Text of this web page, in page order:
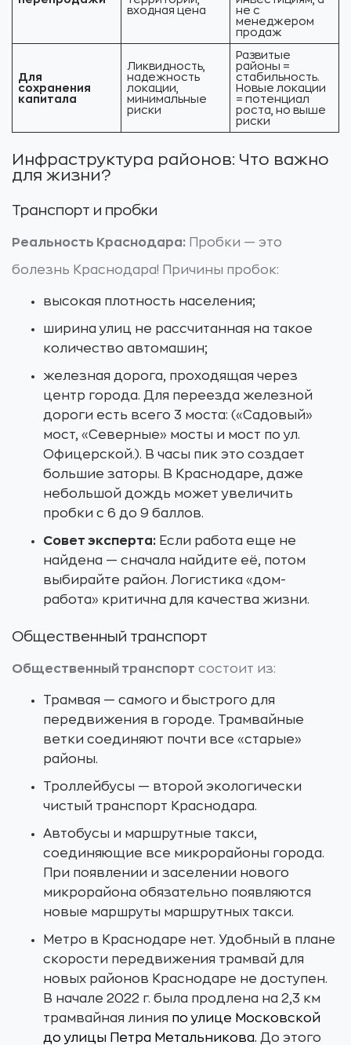
входная цена
не с
менеджером
продаж
Для
сохранения
капитала
Ликвидность,
надежность
локации,
минимальные
риски
Развитые
районы =
стабильность.
Новые локации
= потенциал
роста, но выше
риски
Инфраструктура районов: Что важно
для жизни?
Транспорт и пробки
Реальность Краснодара: Пробки — это
болезнь Краснодара! Причины пробок:
высокая плотность населения;
ширина улиц не рассчитанная на такое
количество автомашин;
железная дорога, проходящая через
центр города. Для переезда железной
дороги есть всего 3 моста: («Садовый»
мост, «Северные» мосты и мост по ул.
Офицерской.). В часы пик это создает
большие заторы. В Краснодаре, даже
небольшой дождь может увеличить
пробки с 6 до 9 баллов.
Совет эксперта: Если работа еще не
найдена — сначала найдите её, потом
выбирайте район. Логистика «дом-
работа» критична для качества жизни.
Общественный транспорт
Общественный транспорт состоит из:
Трамвая — самого и быстрого для
передвижения в городе. Трамвайные
ветки соединяют почти все «старые»
районы.
Троллейбусы — второй экологически
чистый транспорт Краснодара.
Автобусы и маршрутные такси,
соединяющие все микрорайоны города.
При появлении и заселении нового
микрорайона обязательно появляются
новые маршруты маршрутных такси.
Метро в Краснодаре нет. Удобный в плане
скорости передвижения трамвай для
новых районов Краснодаре не доступен.
В начале 2022 г. была продлена на 2,3 км
трамвайная линия по улице Московской
до улицы Петра Метальникова. До этого